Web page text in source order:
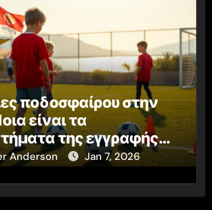
ποδοσφαίρου στην
είναι τα
της εγγραφής
ηλικία
Anderson Jan 7, 2026